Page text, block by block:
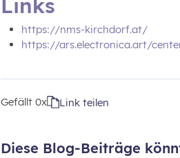
Links
https://nms-kirchdorf.at/
https://ars.electronica.art/
Gefällt0x Link teilen
Diese Blog-Beiträge